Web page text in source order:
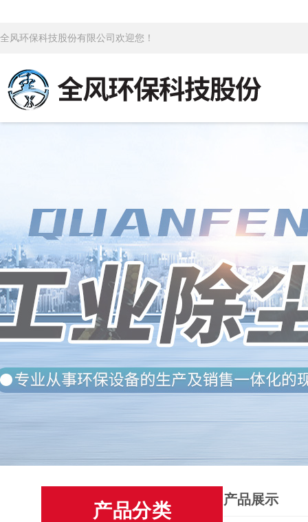
全风环保科技股份有限公司欢迎您！
产品分类
产品展示